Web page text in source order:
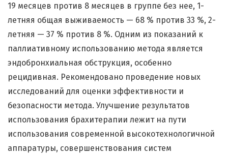
19 месяцев против 8 месяцев в группе без нее, 1-
летняя общая выживаемость — 68 % против 33 %, 2-
летняя — 37 % против 8 %. Одним из показаний к
паллиативному использованию метода является
эндобронхиальная обструкция, особенно
рецидивная. Рекомендовано проведение новых
исследований для оценки эффективности и
безопасности метода. Улучшение результатов
использования брахитерапии лежит на пути
использования современной высокотехнологичной
аппаратуры, совершенствования систем